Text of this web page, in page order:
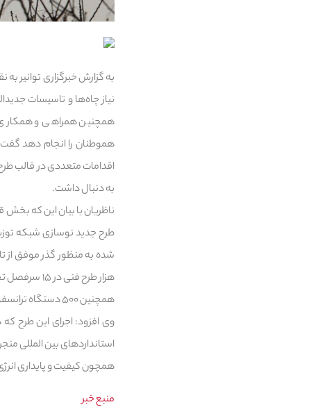
به گزارش خبرگزاری توانیر
همچنین همراهی و همکاری
هموطنان را انجام دهد
اقدامات متعددی در قالب
به دنبال داشت.
ناظریان با بیان این که
طرح جدید نوسازی شبکه
هزار طرح
همچنین ۵۰۰ دستگاه ترانسفورماتور توزیع با ظرفیت تجمعی بیش از ۴۵۰ مگاولت آمپر نوسازی خواهد شد.
وی افزود: اجرای این طرح
استانداردهای بین المللی
همچون کیفیت و پایداری
منبع خبر